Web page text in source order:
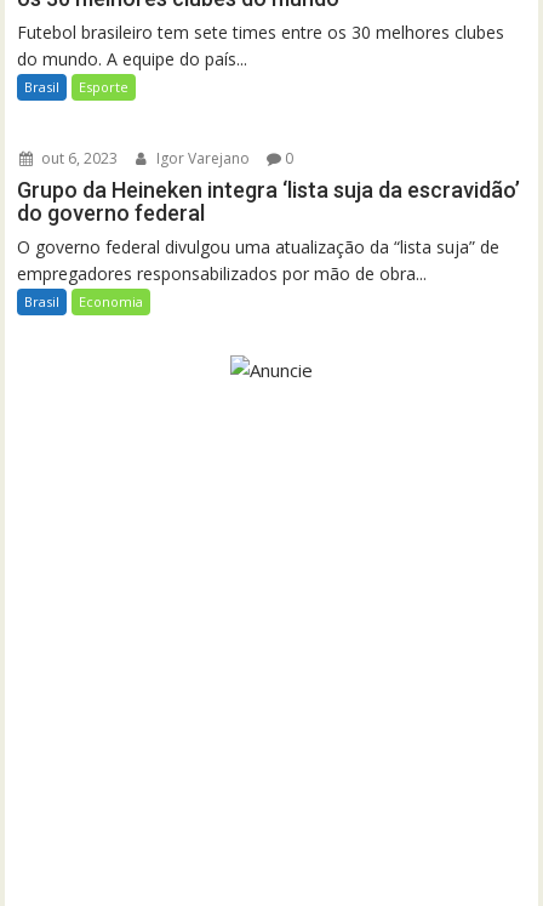
Futebol brasileiro tem sete times entre os 30 melhores clubes
do mundo. A equipe do país...
Brasil Esporte
out 6, 2023 Igor Varejano 0
Grupo da Heineken integra ‘lista suja da escravidão’
do governo federal
O governo federal divulgou uma atualização da “lista suja” de
empregadores responsabilizados por mão de obra...
Brasil Economia